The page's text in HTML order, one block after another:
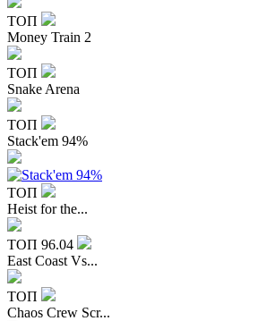
ТОП
Money Train 2
ТОП
Snake Arena
ТОП
Stack'em 94%
ТОП
Heist for the...
ТОП 96.04
East Coast Vs...
ТОП
Chaos Crew Scr...